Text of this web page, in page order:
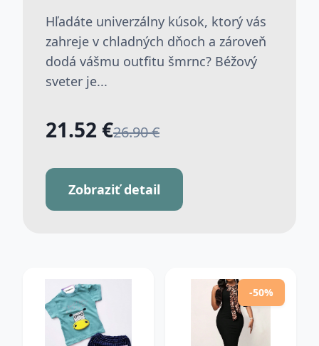
Hľadáte univerzálny kúsok, ktorý vás
zahreje v chladných dňoch a zároveň
dodá vášmu outfitu šmrnc? Béžový
sveter je...
21.52 €26.90 €
Zobraziť detail
-50%